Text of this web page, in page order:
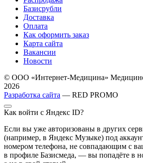
Базисрубли
Доставка
Оплата
Как оформить заказ
Карта сайта
Вакансии
Новости
© ООО «Интернет-Медицина»
2026
Разработка сайта — RED PROMO
Как войти с Яндекс ID?
Если вы уже авторизованы в других
(например, в Яндекс Музыке) под
номером телефона, не совпадающим с
в профиле Базисмеда, — вы попадёте в